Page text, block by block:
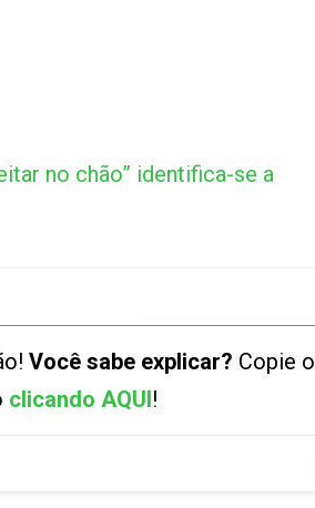
no chão” identifica-se a
Você sabe explicar? Copie o
clicando AQUI!